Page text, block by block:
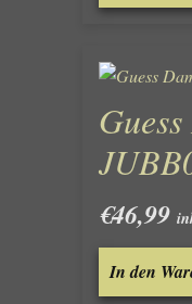
€46,99
In den